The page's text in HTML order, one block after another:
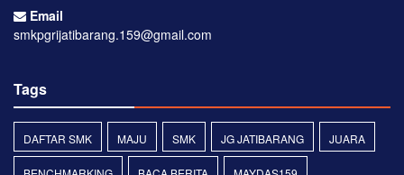
Email
smkpgrijatibarang.159@gmail.com
Tags
DAFTAR SMK MAJU SMK JG JATIBARANG JUARA